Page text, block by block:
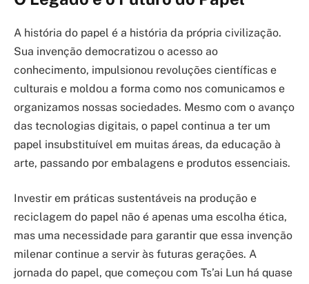
A história do papel é a história da própria civilização.
Sua invenção democratizou o acesso ao
conhecimento, impulsionou revoluções científicas e
culturais e moldou a forma como nos comunicamos e
organizamos nossas sociedades. Mesmo com o avanço
das tecnologias digitais, o papel continua a ter um
papel insubstituível em muitas áreas, da educação à
arte, passando por embalagens e produtos essenciais.
Investir em práticas sustentáveis na produção e
reciclagem do papel não é apenas uma escolha ética,
mas uma necessidade para garantir que essa invenção
milenar continue a servir às futuras gerações. A
jornada do papel, que começou com Ts’ai Lun há quase